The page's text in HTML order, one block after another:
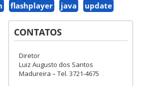
flashplayer java update
CONTATOS
Diretor
Luiz Augusto dos Santos
Madureira – Tel. 3721-4675